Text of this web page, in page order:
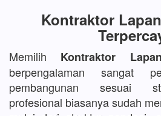
Kontraktor
Memilih Kontraktor
berpengalaman sangat
pembangunan sesuai
profesional biasanya sudah